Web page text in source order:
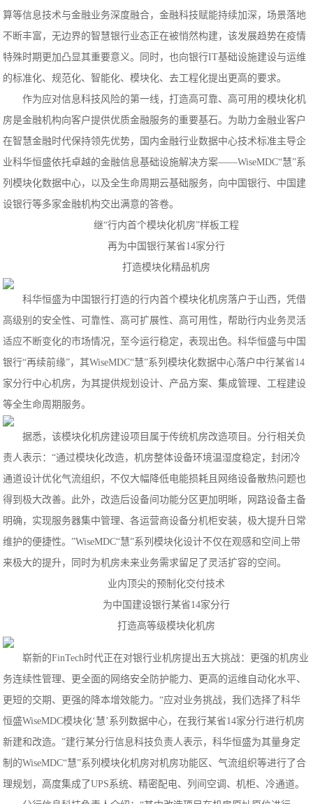
算等信息技术与金融业务深度融合，金融科技赋能持续加深，场景落地
不断丰富，无边界的智慧银行业态正在被悄然构建，该发展趋势在疫情
特殊时期更加凸显其重要意义。同时，也向银行IT基础设施建设与运维
的标准化、规范化、智能化、模块化、去工程化提出更高的要求。
作为应对信息科技风险的第一线，打造高可靠、高可用的模块化机
房是金融机构向客户提供优质金融服务的重要基石。为助力金融业客户
在智慧金融时代保持领先优势，国内金融行业数据中心技术标准主导企
业科华恒盛依托卓越的金融信息基础设施解决方案——WiseMDC“慧”系
列模块化数据中心，以及全生命周期云基础服务，向中国银行、中国建
设银行等多家金融机构交出满意的答卷。
继“行内首个模块化机房”样板工程
再为中国银行某省14家分行
打造模块化精品机房
科华恒盛为中国银行打造的行内首个模块化机房落户于山西，凭借
高级别的安全性、可靠性、高可扩展性、高可用性，帮助行内业务灵活
适应不断变化的市场情况，至今运行稳定，表现出色。科华恒盛与中国
银行“再续前缘”，其WiseMDC“慧”系列模块化数据中心落户中行某省14
家分行中心机房，为其提供规划设计、产品方案、集成管理、工程建设
等全生命周期服务。
据悉，该模块化机房建设项目属于传统机房改造项目。分行相关负
责人表示：“通过模块化改造，机房整体设备环境温湿度稳定，封闭冷
通道设计优化气流组织，不仅大幅降低电能损耗且网络设备散热问题也
得到极大改善。此外，改造后设备间功能分区更加明晰，网路设备主备
明确，实现服务器集中管理、各运营商设备分机柜安装，极大提升日常
维护的便捷性。”WiseMDC“慧”系列模块化设计不仅在观感和空间上带
来极大的提升，同时为机房未来业务需求留足了灵活扩容的空间。
业内顶尖的预制化交付技术
为中国建设银行某省14家分行
打造高等级模块化机房
崭新的FinTech时代正在对银行业机房提出五大挑战：更强的机房业
务连续性管理、更全面的网络安全防护能力、更高的运维自动化水平、
更短的交期、更强的降本增效能力。“应对业务挑战，我们选择了科华
恒盛WiseMDC模块化‘慧’系列数据中心，在我行某省14家分行进行机房
新建和改造。”建行某分行信息科技负责人表示，科华恒盛为其量身定
制的WiseMDC“慧”系列模块化机房对机房功能区、气流组织等进行了合
理规划，高度集成了UPS系统、精密配电、列间空调、机柜、冷通道。